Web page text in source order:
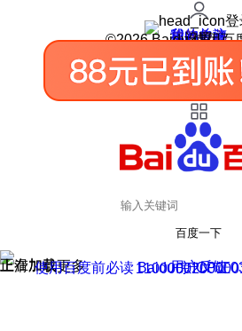
登
我的关注
我的收藏
皮肤中心
用户反馈
设置
©2026 Baidu 使用百
百度一下
正在加载
上滑加载更多 用户反馈
使用百度前必读 Baidu 京ICP证
京公网安备